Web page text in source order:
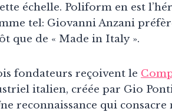
échelle. Poliform en est
tel: Giovanni Anzani
que de « Made in Italy ».
fondateurs reçoivent le
italien, créée par Gio
reconnaissance qui